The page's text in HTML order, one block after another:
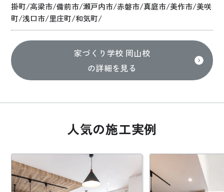
掛町/高梁市/備前市/瀬戸内市/赤磐市/真庭市/美作市/美咲
町/浅口市/里庄町/和気町/
家づくり学校 岡山校
の詳細を見る
人気の施工実例